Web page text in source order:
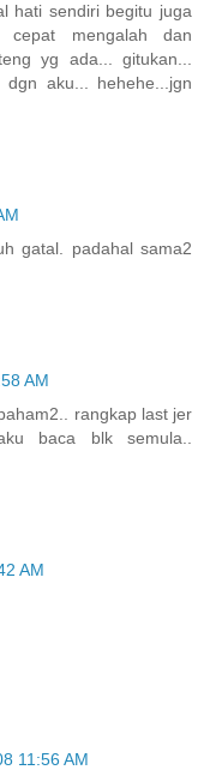
hati sendiri begitu juga
cepat mengalah dan
yg ada... gitukan...
aku... hehehe...jgn
gatal. padahal sama2
AM
rangkap last jer
baca blk semula..
AM
11:56 AM